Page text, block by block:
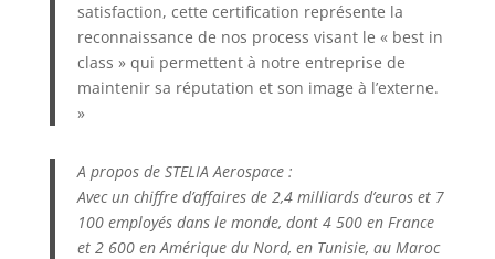
satisfaction, cette certification représente la
reconnaissance de nos process visant le « best in
class » qui permettent à notre entreprise de
maintenir sa réputation et son image à l’externe.
»
A propos de STELIA Aerospace :
Avec un chiffre d’affaires de 2,4 milliards d’euros et 7
100 employés dans le monde, dont 4 500 en France
et 2 600 en Amérique du Nord, en Tunisie, au Maroc